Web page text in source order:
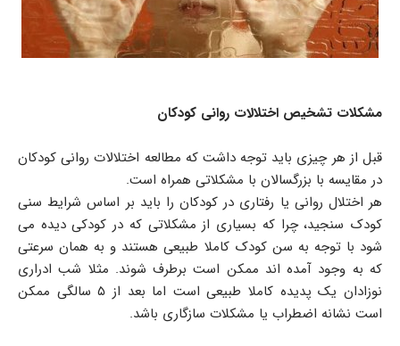
مشکلات تشخیص اختلالات روانی کودکان
قبل از هر چیزی باید توجه داشت که مطالعه اختلالات روانی کودکان
در مقایسه با بزرگسالان با مشکلاتی همراه است.
هر اختلال روانی یا رفتاری در کودکان را باید بر اساس شرایط سنی
کودک سنجید، چرا که بسیاری از مشکلاتی که در کودکی دیده می
شود با توجه به سن کودک کاملا طبیعی هستند و به همان سرعتی
که به وجود آمده اند ممکن است برطرف شوند. مثلا شب ادراری
نوزادان یک پدیده کاملا طبیعی است اما بعد از ۵ سالگی ممکن
است نشانه اضطراب یا مشکلات سازگاری باشد.